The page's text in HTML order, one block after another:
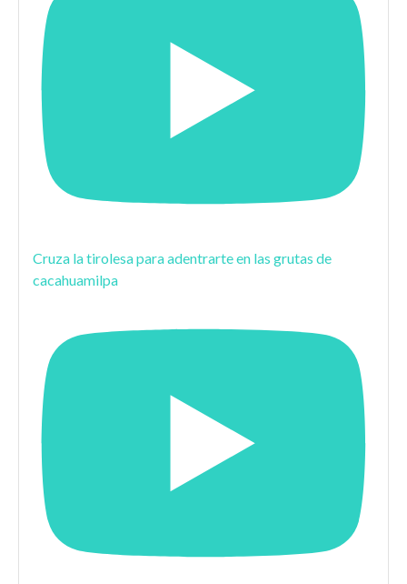
Cruza la tirolesa para adentrarte en las grutas de
cacahuamilpa